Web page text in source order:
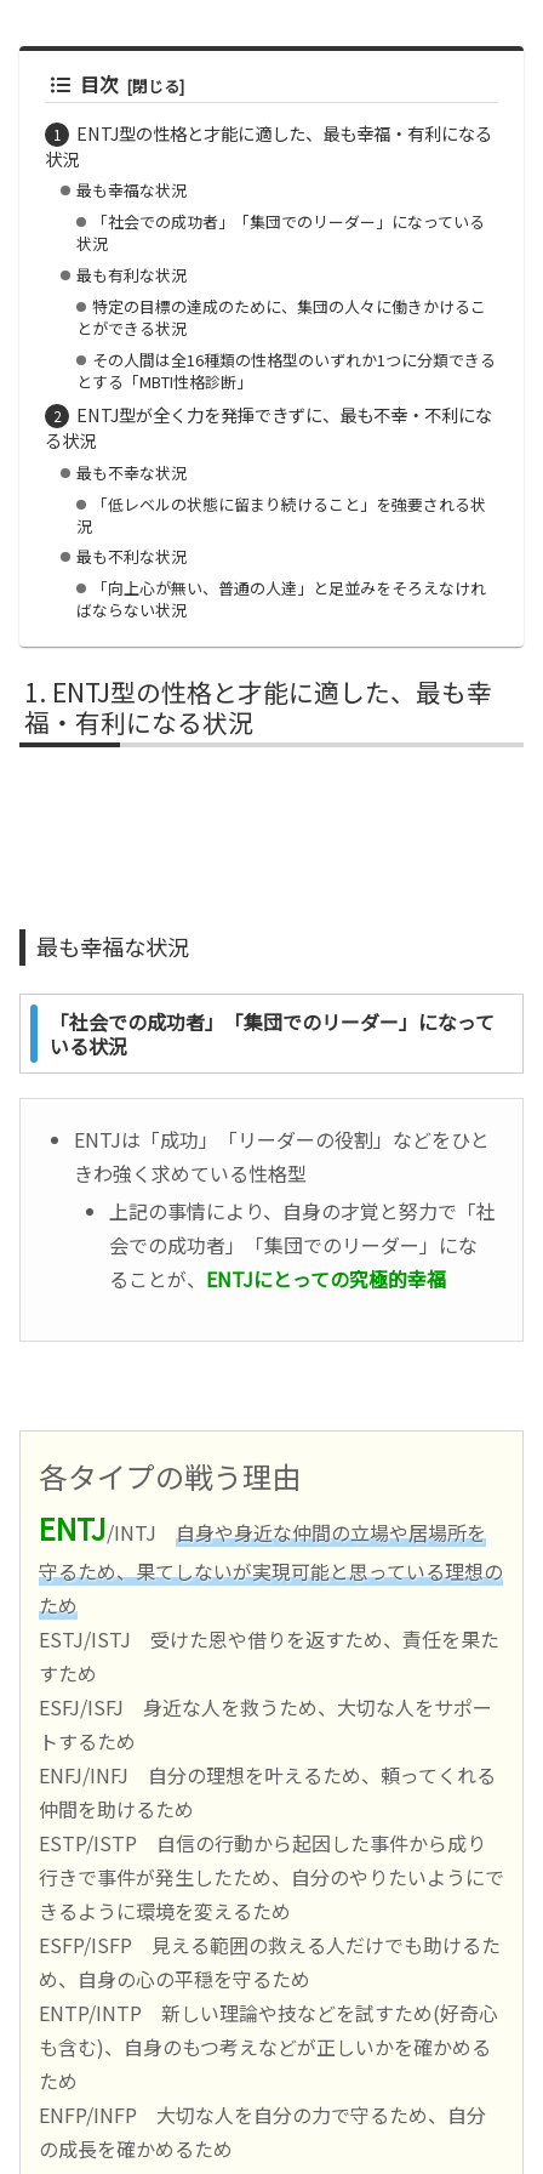
目次
ENTJ型の性格と才能に適した、最も幸福・有利になる
状況
最も幸福な状況
「社会での成功者」「集団でのリーダー」になっている
状況
最も有利な状況
特定の目標の達成のために、集団の人々に働きかけるこ
とができる状況
その人間は全16種類の性格型のいずれか1つに分類できる
とする「MBTI性格診断」
ENTJ型が全く力を発揮できずに、最も不幸・不利にな
る状況
最も不幸な状況
「低レベルの状態に留まり続けること」を強要される状
況
最も不利な状況
「向上心が無い、普通の人達」と足並みをそろえなけれ
ばならない状況
ENTJ型の性格と才能に適した、最も幸
福・有利になる状況
最も幸福な状況
「社会での成功者」「集団でのリーダー」になって
いる状況
ENTJは「成功」「リーダーの役割」などをひと
きわ強く求めている性格型
上記の事情により、自身の才覚と努力で「社
会での成功者」「集団でのリーダー」にな
ることが、 ENTJにとっての究極的幸福
各タイプの戦う理由
ENTJ/INTJ 自身や身近な仲間の立場や居場所を
守るため、果てしないが実現可能と思っている理想の
ため
ESTJ/ISTJ 受けた恩や借りを返すため、責任を果た
すため
ESFJ/ISFJ 身近な人を救うため、大切な人をサポー
トするため
ENFJ/INFJ 自分の理想を叶えるため、頼ってくれる
仲間を助けるため
ESTP/ISTP 自信の行動から起因した事件から成り
行きで事件が発生したため、自分のやりたいようにで
きるように環境を変えるため
ESFP/ISFP 見える範囲の救える人だけでも助けるた
め、自身の心の平穏を守るため
ENTP/INTP 新しい理論や技などを試すため(好奇心
も含む)、自身のもつ考えなどが正しいかを確かめる
ため
ENFP/INFP 大切な人を自分の力で守るため、自分
の成長を確かめるため